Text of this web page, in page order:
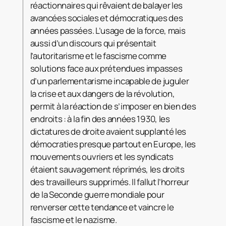
réactionnaires qui rêvaient de balayer les
avancées sociales et démocratiques des
années passées. L’usage de la force, mais
aussi d’un discours qui présentait
l’autoritarisme et le fascisme comme
solutions face aux prétendues impasses
d’un parlementarisme incapable de juguler
la crise et aux dangers de la révolution,
permit à la réaction de s’imposer en bien des
endroits : à la fin des années 1930, les
dictatures de droite avaient supplanté les
démocraties presque partout en Europe, les
mouvements ouvriers et les syndicats
étaient sauvagement réprimés, les droits
des travailleurs supprimés. Il fallut l’horreur
de la Seconde guerre mondiale pour
renverser cette tendance et vaincre le
fascisme et le nazisme.